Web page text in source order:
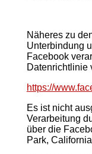
Näheres zu
Unterbindung
Facebook
Datenrichtlinie
https://
Es ist nicht
Verarbeitung
über die
Park,